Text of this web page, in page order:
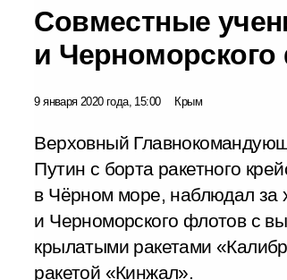
Совместные
и
9 января 2020 года, 15:00 Крым
Верховный
Путин с борта ракетного
в Чёрном море, наблюдал за
и Черноморского флотов с
крылатыми ракетами
ракетой «Кинжал».